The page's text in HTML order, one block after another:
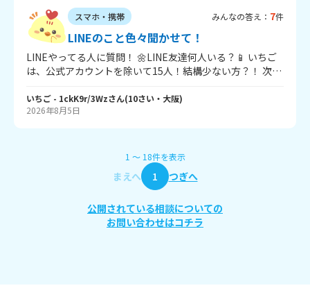
れって言われてだから自分でもなんでかはわからないこと
も伝えたらそんなのもないんだって。大学生なんてそんな
んばっかだよみんなえっちしたいんだからって送られてき
ました｡｡｡相手に興味ないことは伝えました。その後興味が
ないことに対してはほえーって返事が来たんですけどもう
寝ないと明日起きられないので失礼します！って言って寝
たんですけど朝になっても既読つかなくて💦 怒ってますか
ね？でもこれって未成年に向かって大人がやっていいこと
ですか？近々もしかしたら会うかもしれなくて至急アドバ
スマホ・携帯 みんなの答え： 7件
LINEのこと色々聞かせて！
LINEやってる人に質問！ 🌼LINE友達何人いる？📱 いちご
は、公式アカウントを除いて15人！結構少ない方？！ 次の
やってない！お母さんに見られたらまずいからね… 答えて
くれたら嬉しいな～(*‘ω‘ *) じゃあね～！(*˘︶˘*).｡.:*♡
いちご - 1ckK9r/3Wzさん(10さい・ 大阪)
2026年8月5日
1 〜 18件を表示
まえへ 1 つぎへ
公開されている相談についての
お問い合わせはコチラ